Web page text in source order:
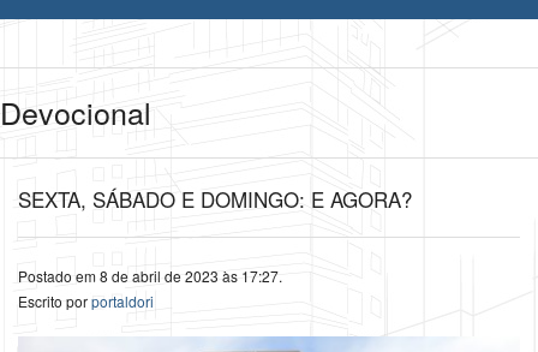
Devocional
SEXTA, SÁBADO E DOMINGO: E AGORA?
Postado em 8 de abril de 2023 às 17:27.
Escrito porportaldori